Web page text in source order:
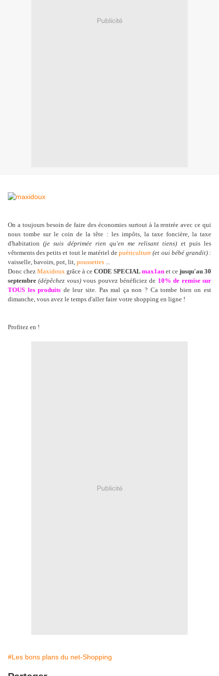
Publicité
On a toujours besoin de faire des économies surtout à la rentrée avec ce qui
nous tombe sur le coin de la tête : les impôts, la taxe foncière, la taxe
d'habitation(je suis déprimée rien qu'en me relisant tiens) et puis les
vêtements des petits et tout le matériel depuériculture (et oui bébé grandit):
vaisselle, bavoirs, pot, lit, poussettes ...
Donc chez Maxidoux grâce à ce CODE SPECIAL max1an et ce jusqu'au 30
septembre (dépêchez vous)vous pouvez bénéficiez de 10% de remise sur
TOUS les produits de leur site. Pas mal ça non ? Ca tombe bien on est
dimanche, vous avez le temps d'aller faire votre shopping en ligne !
Profitez en !
Publicité
#Les bons plans du net-Shopping